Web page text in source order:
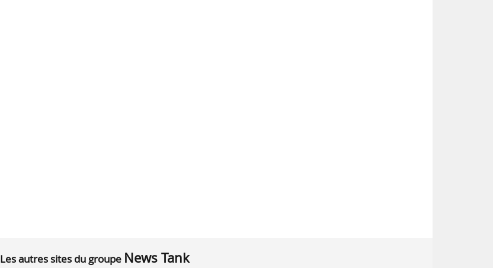
Les autres sites du groupe News Tank